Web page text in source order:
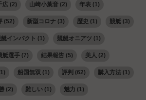
広(2) 山崎小葉音(2) 年表(1)
(52) 新型コロナ(3) 歴史 (1) 競艇 (3)
インパクト (1) 競艇オニアツ (1)
艇選手(7) 結果報告(5) 美人 (2)
船国無双 (1) 評判 (62) 購入方法(1)
(2) 難しい(1) 魅力 (1)